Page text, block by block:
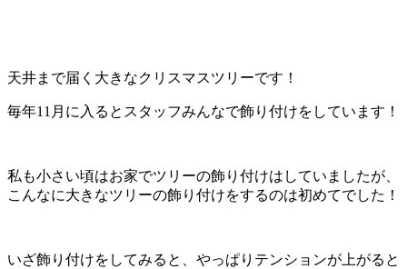
天井まで届く大きなクリスマスツリーです！
毎年11月に入るとスタッフみんなで飾り付けをしています！
私も小さい頃はお家でツリーの飾り付けはしていましたが、
こんなに大きなツリーの飾り付けをするのは初めてでした！
いざ飾り付けをしてみると、やっぱりテンションが上がると